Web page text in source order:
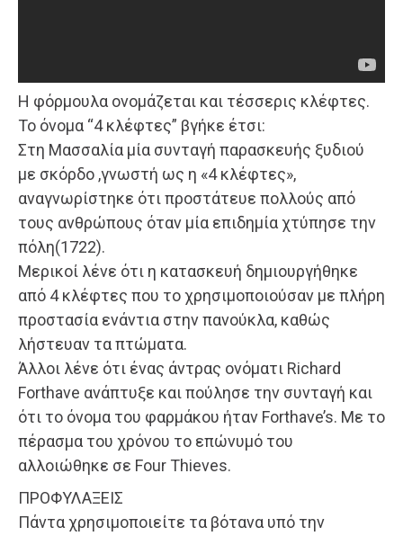
Η φόρμουλα ονομάζεται και τέσσερις κλέφτες.
Το όνομα “4 κλέφτες” βγήκε έτσι:
Στη Μασσαλία μία συνταγή παρασκευής ξυδιού
με σκόρδο ,γνωστή ως η «4 κλέφτες»,
αναγνωρίστηκε ότι προστάτευε πολλούς από
τους ανθρώπους όταν μία επιδημία χτύπησε την
πόλη(1722).
Μερικοί λένε ότι η κατασκευή δημιουργήθηκε
από 4 κλέφτες που το χρησιμοποιούσαν με πλήρη
προστασία ενάντια στην πανούκλα, καθώς
λήστευαν τα πτώματα.
Άλλοι λένε ότι ένας άντρας ονόματι Richard
Forthave ανάπτυξε και πούλησε την συνταγή και
ότι το όνομα του φαρμάκου ήταν Forthave’s. Με το
πέρασμα του χρόνου το επώνυμό του
αλλοιώθηκε σε Four Thieves.
ΠΡΟΦΥΛΑΞΕΙΣ
Πάντα χρησιμοποιείτε τα βότανα υπό την